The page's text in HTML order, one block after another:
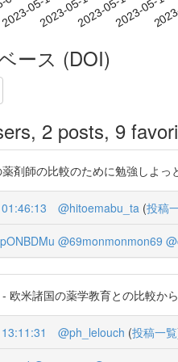
2023-05-102023-05-132023-05-162023-05-19
ース (DOI)
2 posts, 9
剤師の比較のために勉強しよ
@hitoemabu_ta (投稿
@69monmonmon69
欧米諸国の薬学教育との比較か
@ph_lelouch (投稿一覧